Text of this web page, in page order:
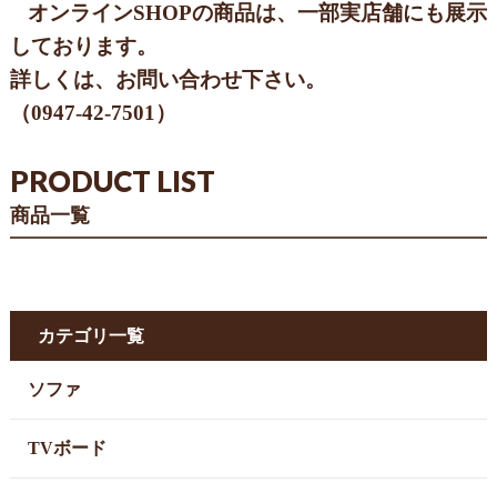
オンラインSHOPの商品は、一部実店舗にも展示
しております。
詳しくは、お問い合わせ下さい。
（0947-42-7501）
PRODUCT LIST
商品一覧
カテゴリ一覧
ソファ
TVボード